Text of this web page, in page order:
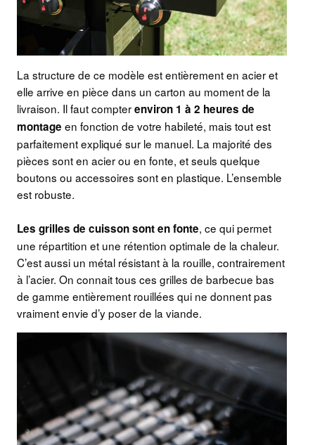
La structure de ce modèle est entièrement en acier et
elle arrive en pièce dans un carton au moment de la
livraison. Il faut compterenviron 1 à 2 heures de
montage en fonction de votre habileté, mais tout est
parfaitement expliqué sur le manuel. La majorité des
pièces sont en acier ou en fonte, et seuls quelque
boutons ou accessoires sont en plastique. L’ensemble
est robuste.
Les grilles de cuisson sont en fonte, ce qui permet
une répartition et une rétention optimale de la chaleur.
C’est aussi un métal résistant à la rouille, contrairement
à l’acier. On connait tous ces grilles de barbecue bas
de gamme entièrement rouillées qui ne donnent pas
vraiment envie d’y poser de la viande.